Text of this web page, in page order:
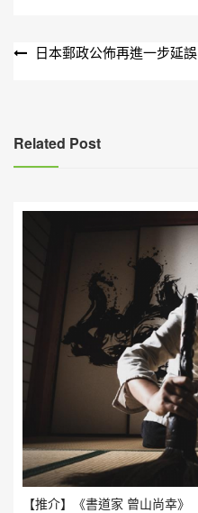
文
覽
日本郵政公佈再進一步延誤
Related Post
【推介】《書道家 曾山尚幸》